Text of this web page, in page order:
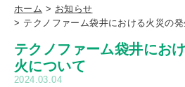
ホーム
お知らせ
テクノファーム袋井における火災の
テクノファーム袋井にお
火について
2024.03.04